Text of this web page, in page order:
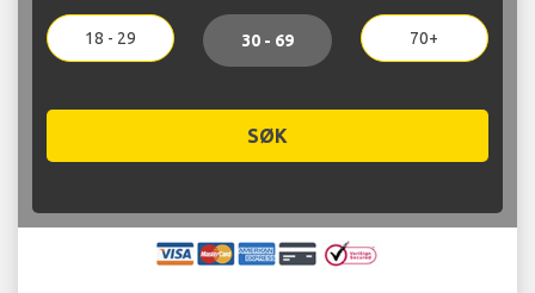
18 - 29 30 - 69 70+
SØK